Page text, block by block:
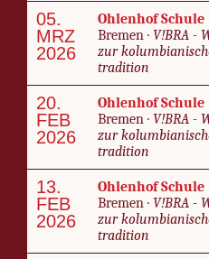
05.
MRZ
2026
Ohlen­hof Schule
Bre­men · V!BRA -
zur
tra­di­tion
20.
FEB
2026
Ohlen­hof Schule
Bre­men · V!BRA -
zur
tra­di­tion
13.
FEB
2026
Ohlen­hof Schule
Bre­men · V!BRA -
zur
tra­di­tion